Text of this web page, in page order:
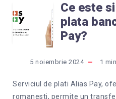
CE
ESTE
SI
CUM
Ce este
plata
Pay?
5 noiembrie 2024 1
Serviciul de plati Alias Pay,
romanesti, permite un